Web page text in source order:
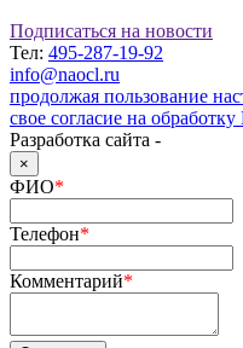
Подписаться на новости
Тел: 495-287-19-92
info@naocl.ru
продолжая пользование
свое согласие на
Разработка сайта -
×
ФИО*
Телефон*
Комментарий*